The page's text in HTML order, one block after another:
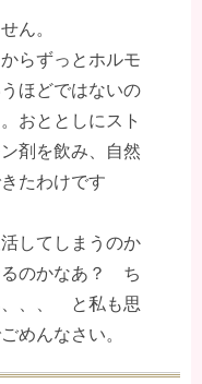
ん。
らずっとホルモ
ほどではないの
おととしにスト
剤を飲み、自然
たわけです
してしまうのか
るのかなあ？ ち
、、、 と私も思
めんなさい。